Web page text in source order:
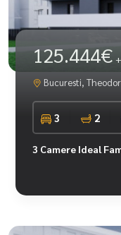
125.444€
Bucuresti,
3 2
3 Camere Ideal